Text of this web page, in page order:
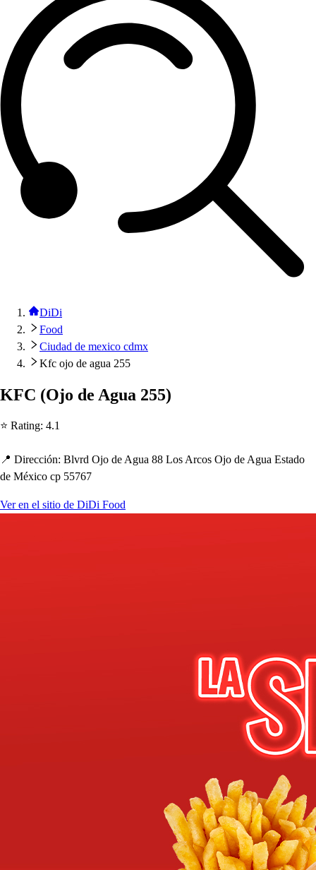
DiDi
Food
Ciudad de mexico cdmx
Kfc ojo de agua 255
KFC (Ojo de Agua 255)
⭐ Rating: 4.1
📍 Dirección: Blvrd Ojo de Agua 88 Los Arcos Ojo de Agua Estado
de México cp 55767
Ver en el sitio de DiDi Food